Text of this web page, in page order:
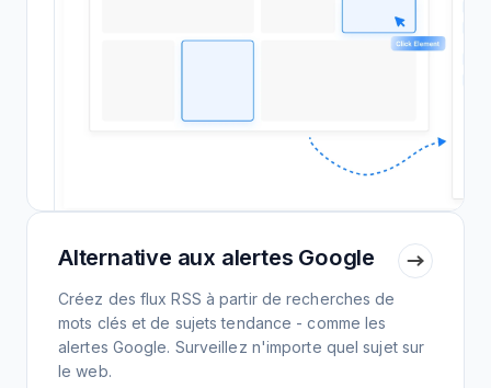
Alternative aux alertes Google
Créez des flux RSS à partir de recherches de
mots clés et de sujets tendance - comme les
alertes Google. Surveillez n'importe quel sujet sur
le web.